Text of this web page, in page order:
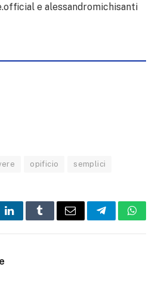
e alessandromichisanti
opificio semplici
LinkedInTumblrEmail Telegram